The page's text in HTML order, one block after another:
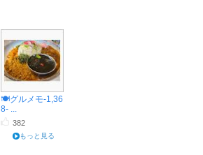
🍽️グルメモ-1,36
8- ...
382
もっと見る